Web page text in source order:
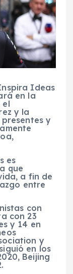
Ideas
en la
el
y la
y
es
que
a fin de
entre
con
con 23
y 14 en
y
en los
Beijing